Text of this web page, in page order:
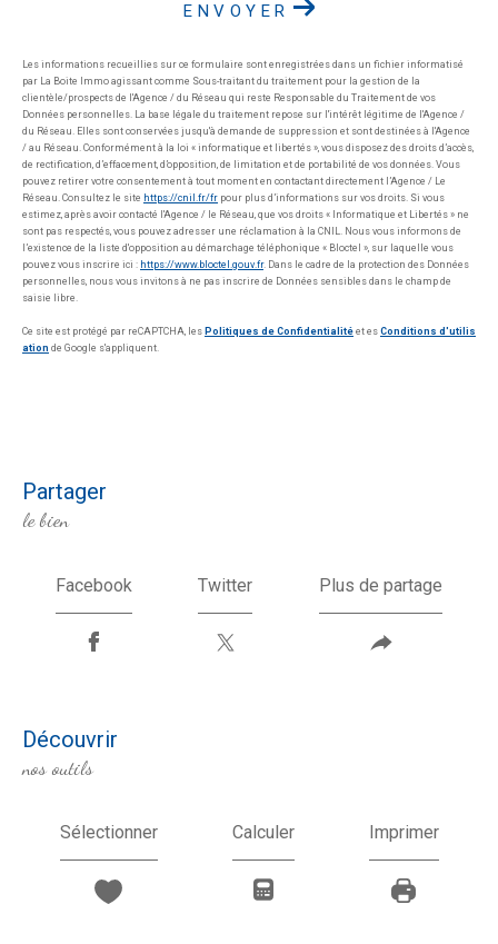
ENVOYER
Les informations recueillies sur ce formulaire sont enregistrées dans un fichier informatisé
par La Boite Immo agissant comme Sous-traitant du traitement pour la gestion de la
clientèle/prospects de l'Agence / du Réseau qui reste Responsable du Traitement de vos
Données personnelles. La base légale du traitement repose sur l'intérêt légitime de l'Agence /
du Réseau. Elles sont conservées jusqu'à demande de suppression et sont destinées à l'Agence
/ au Réseau. Conformément à la loi « informatique et libertés », vous disposez des droits d’accès,
de rectification, d’effacement, d’opposition, de limitation et de portabilité de vos données. Vous
pouvez retirer votre consentement à tout moment en contactant directement l’Agence / Le
Réseau. Consultez le site https://cnil.fr/fr pour plus d’informations sur vos droits. Si vous
estimez, après avoir contacté l'Agence / le Réseau, que vos droits « Informatique et Libertés » ne
sont pas respectés, vous pouvez adresser une réclamation à la CNIL. Nous vous informons de
l’existence de la liste d'opposition au démarchage téléphonique « Bloctel », sur laquelle vous
pouvez vous inscrire ici : https://www.bloctel.gouv.fr. Dans le cadre de la protection des Données
personnelles, nous vous invitons à ne pas inscrire de Données sensibles dans le champ de
saisie libre.
Ce site est protégé par reCAPTCHA, les Politiques de Confidentialité et es Conditions d'utilis
ation de Google s'appliquent.
partager
le bien
Facebook Twitter Plus de partage
découvrir
nos outils
Sélectionner Calculer Imprimer